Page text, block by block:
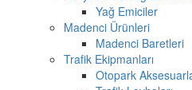
Yağ Emiciler
Madenci Ürünleri
Madenci Baretleri
Trafik Ekipmanları
Otopark